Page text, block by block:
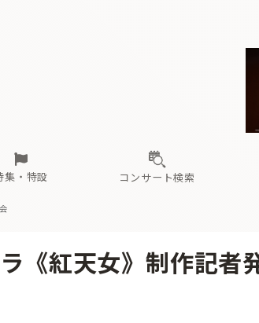
オーケストラの楽屋から 海の向こうの音楽家
集・特設
間違いないオーケストラコンサート
過去の特
コンサート検索
ケジュール 有料ライブ配信スケジュール
な は ま や ら わ
ジュール
《紅天女》制作記者